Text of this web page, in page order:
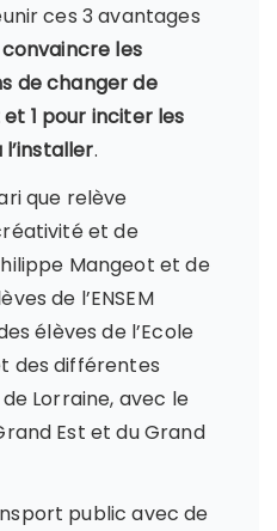
ces 3 avantages
convaincre les
de changer de
1 pour inciter les
.
que relève
et de
Mangeot et de
de l’ENSEM
élèves de l’Ecole
des différentes
Lorraine, avec le
Est et du Grand
public avec de